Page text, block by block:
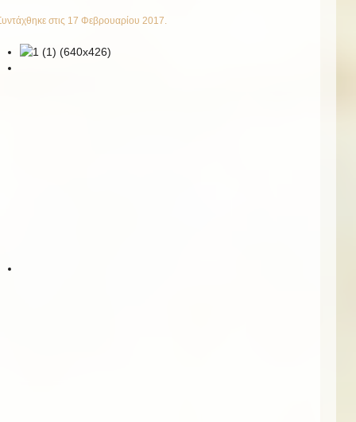
στις 17 Φεβρουαρίου 2017.